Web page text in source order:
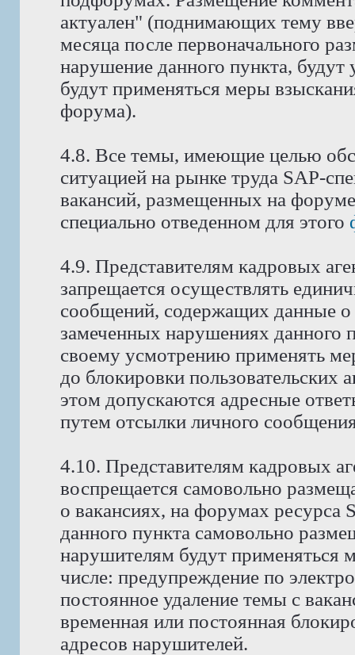
актуален" (поднимающих тему
месяца после первоначального
нарушение данного пункта, будут
будут применяться меры
форума).
4.8. Все темы, имеющие целью
ситуацией на рынке труда SAP-
вакансий, размещенных на
специально отведенном для этого
4.9. Представителям кадровых
запрещается осуществлять
сообщений, содержащих данные о
замеченных нарушениях данного
своему усмотрению применять
до блокировки
этом допускаются адресные
путем отсылки личного
4.10. Представителям кадровых
воспрещается самовольно
о вакансиях, на форумах
данного пункта самовольно
нарушителям будут применяться
числе: предупреждение по
постоянное удаление темы с
временная или постоянная
адресов нарушителей.